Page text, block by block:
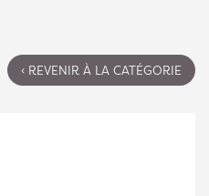
‹ REVENIR À LA CATÉGORIE